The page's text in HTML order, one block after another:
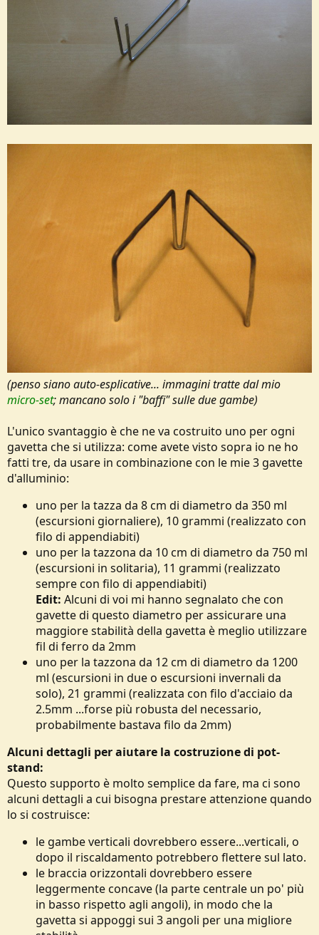
(penso siano auto-esplicative... immagini tratte dal mio
micro-set; mancano solo i "baffi" sulle due gambe)
L'unico svantaggio è che ne va costruito uno per ogni
gavetta che si utilizza: come avete visto sopra io ne ho
fatti tre, da usare in combinazione con le mie 3 gavette
d'alluminio:
uno per la tazza da 8 cm di diametro da 350 ml
(escursioni giornaliere), 10 grammi (realizzato con
filo di appendiabiti)
uno per la tazzona da 10 cm di diametro da 750 ml
(escursioni in solitaria), 11 grammi (realizzato
sempre con filo di appendiabiti)
Edit: Alcuni di voi mi hanno segnalato che con
gavette di questo diametro per assicurare una
maggiore stabilità della gavetta è meglio utilizzare
fil di ferro da 2mm
uno per la tazzona da 12 cm di diametro da 1200
ml (escursioni in due o escursioni invernali da
solo), 21 grammi (realizzata con filo d'acciaio da
2.5mm ...forse più robusta del necessario,
probabilmente bastava filo da 2mm)
Alcuni dettagli per aiutare la costruzione di pot-
stand:
Questo supporto è molto semplice da fare, ma ci sono
alcuni dettagli a cui bisogna prestare attenzione quando
lo si costruisce:
le gambe verticali dovrebbero essere...verticali, o
dopo il riscaldamento potrebbero flettere sul lato.
le braccia orizzontali dovrebbero essere
leggermente concave (la parte centrale un po' più
in basso rispetto agli angoli), in modo che la
gavetta si appoggi sui 3 angoli per una migliore